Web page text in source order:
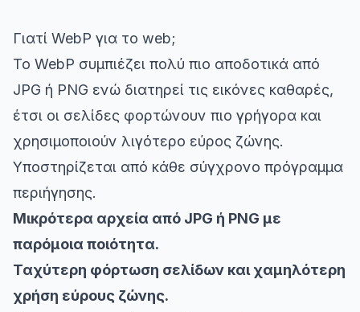
Γιατί WebP για το web;
Το WebP συμπιέζει πολύ πιο αποδοτικά από
JPG ή PNG ενώ διατηρεί τις εικόνες καθαρές,
έτσι οι σελίδες φορτώνουν πιο γρήγορα και
χρησιμοποιούν λιγότερο εύρος ζώνης.
Υποστηρίζεται από κάθε σύγχρονο πρόγραμμα
περιήγησης.
Μικρότερα αρχεία από JPG ή PNG με
παρόμοια ποιότητα.
Ταχύτερη φόρτωση σελίδων και χαμηλότερη
χρήση εύρους ζώνης.